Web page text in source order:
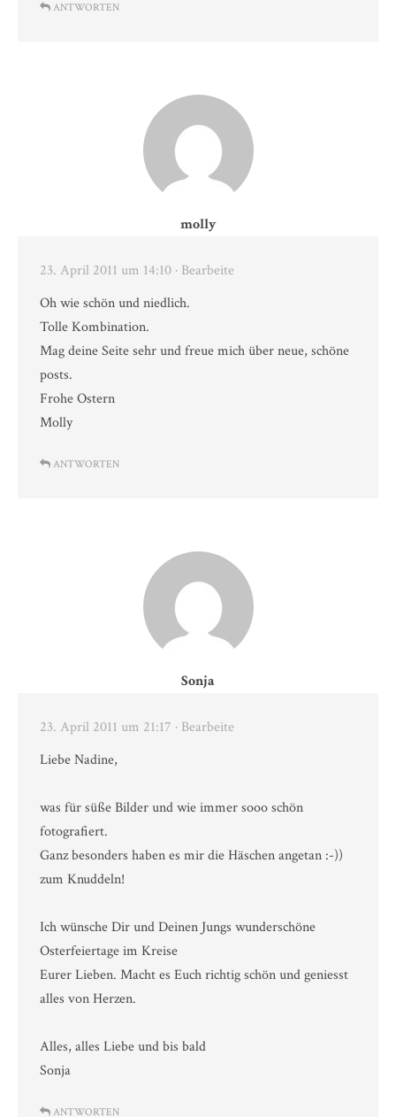
ANTWORTEN
molly
23. April 2011 um 14:10 · Bearbeite
Oh wie schön und niedlich.
Tolle Kombination.
Mag deine Seite sehr und freue mich über neue, schöne
posts.
Frohe Ostern
Molly
ANTWORTEN
Sonja
23. April 2011 um 21:17 · Bearbeite
Liebe Nadine,
was für süße Bilder und wie immer sooo schön
fotografiert.
Ganz besonders haben es mir die Häschen angetan :-))
zum Knuddeln!
Ich wünsche Dir und Deinen Jungs wunderschöne
Osterfeiertage im Kreise
Eurer Lieben. Macht es Euch richtig schön und geniesst
alles von Herzen.
Alles, alles Liebe und bis bald
Sonja
ANTWORTEN